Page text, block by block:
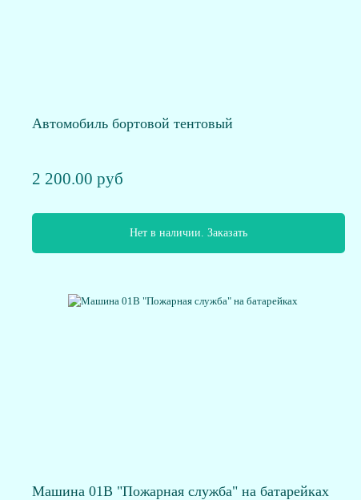
Автомобиль бортовой тентовый
2 200.00 руб
Нет в наличии. Заказать
Машина 01В "Пожарная служба" на батарейках